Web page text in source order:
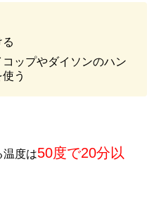
ップやダイソンのハン
う
温度は50度で20分以